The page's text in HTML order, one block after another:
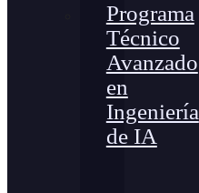
Programa
Técnico
Avanzado
en
Ingeniería
de IA